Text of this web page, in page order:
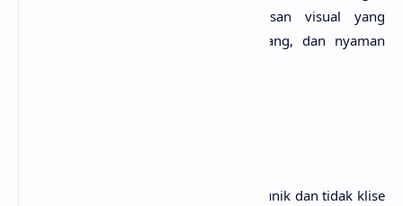
memperhatikan tanda-tanda pesan visual yang
dipahami publik, mudah, gampang, dan nyaman
Visualisasi diharapkan disajikan secara unik dan tidak klise